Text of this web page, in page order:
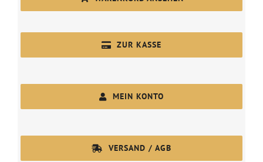
ZUR KASSE
MEIN KONTO
VERSAND / AGB